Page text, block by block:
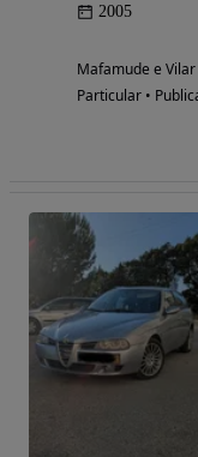
2005
Mafamude e
Particular •